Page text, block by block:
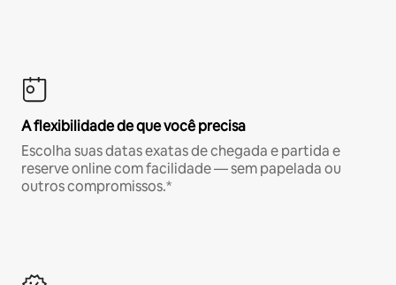
A flexibilidade de que você precisa
Escolha suas datas exatas de chegada e partida e
reserve online com facilidade — sem papelada ou
outros compromissos.*